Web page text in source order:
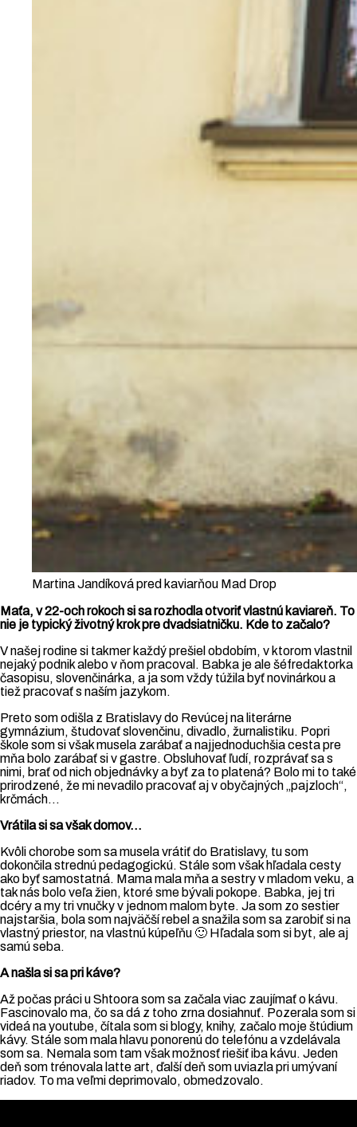
Martina Jandíková pred kaviarňou Mad Drop
Maťa, v 22-och rokoch si sa rozhodla otvoriť vlastnú kaviareň. To
nie je typický životný krok pre dvadsiatničku. Kde to začalo?
V našej rodine si takmer každý prešiel obdobím, v ktorom vlastnil
nejaký podnik alebo v ňom pracoval. Babka je ale šéfredaktorka
časopisu, slovenčinárka, a ja som vždy túžila byť novinárkou a
tiež pracovať s naším jazykom.
Preto som odišla z Bratislavy do Revúcej na literárne
gymnázium, študovať slovenčinu, divadlo, žurnalistiku. Popri
škole som si však musela zarábať a najjednoduchšia cesta pre
mňa bolo zarábať si v gastre. Obsluhovať ľudí, rozprávať sa s
nimi, brať od nich objednávky a byť za to platená? Bolo mi to také
prirodzené, že mi nevadilo pracovať aj v obyčajných „pajzloch“,
krčmách…
Vrátila si sa však domov…
Kvôli chorobe som sa musela vrátiť do Bratislavy, tu som
dokončila strednú pedagogickú. Stále som však hľadala cesty
ako byť samostatná. Mama mala mňa a sestry v mladom veku, a
tak nás bolo veľa žien, ktoré sme bývali pokope. Babka, jej tri
dcéry a my tri vnučky v jednom malom byte. Ja som zo sestier
najstaršia, bola som najväčší rebel a snažila som sa zarobiť si na
vlastný priestor, na vlastnú kúpeľňu 🙂 Hľadala som si byt, ale aj
samú seba.
A našla si sa pri káve?
Až počas práci u Shtoora som sa začala viac zaujímať o kávu.
Fascinovalo ma, čo sa dá z toho zrna dosiahnuť. Pozerala som si
videá na youtube, čítala som si blogy, knihy, začalo moje štúdium
kávy. Stále som mala hlavu ponorenú do telefónu a vzdelávala
som sa. Nemala som tam však možnosť riešiť iba kávu. Jeden
deň som trénovala latte art, ďalší deň som uviazla pri umývaní
riadov. To ma veľmi deprimovalo, obmedzovalo.